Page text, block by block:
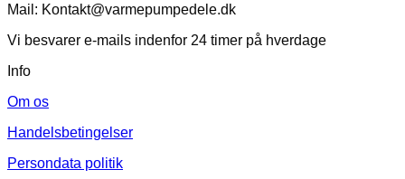
Mail: Kontakt@varmepumpedele.dk
Vi besvarer e-mails indenfor 24 timer på hverdage
Info
Om os
Handelsbetingelser
Persondata politik